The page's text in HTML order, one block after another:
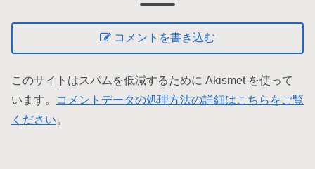
コメントを書き込む
このサイトはスパムを低減するために Akismet を使って
います。
コメントデータの処理方法の詳細はこちらをご覧
ください。